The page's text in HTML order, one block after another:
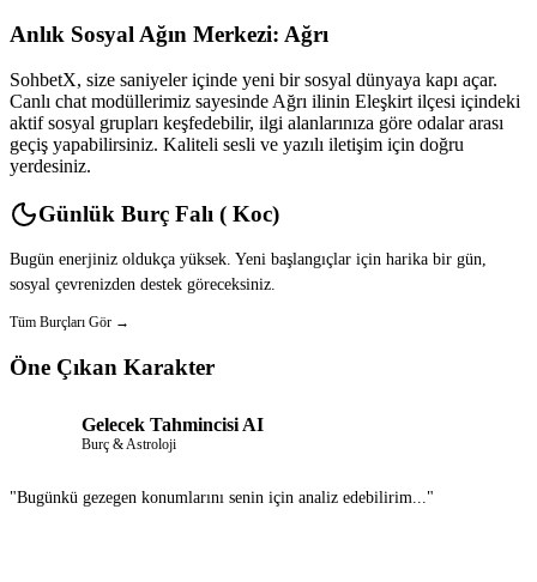
Anlık Sosyal Ağın Merkezi: Ağrı
SohbetX, size saniyeler içinde yeni bir sosyal dünyaya kapı açar.
Canlı chat modüllerimiz sayesinde Ağrı ilinin Eleşkirt ilçesi içindeki
aktif sosyal grupları keşfedebilir, ilgi alanlarınıza göre odalar arası
geçiş yapabilirsiniz. Kaliteli sesli ve yazılı iletişim için doğru
yerdesiniz.
Günlük Burç Falı ( Koc)
Bugün enerjiniz oldukça yüksek. Yeni başlangıçlar için harika bir gün,
sosyal çevrenizden destek göreceksiniz.
Tüm Burçları Gör →
Öne Çıkan Karakter
Gelecek Tahmincisi AI
Burç & Astroloji
"Bugünkü gezegen konumlarını senin için analiz edebilirim..."